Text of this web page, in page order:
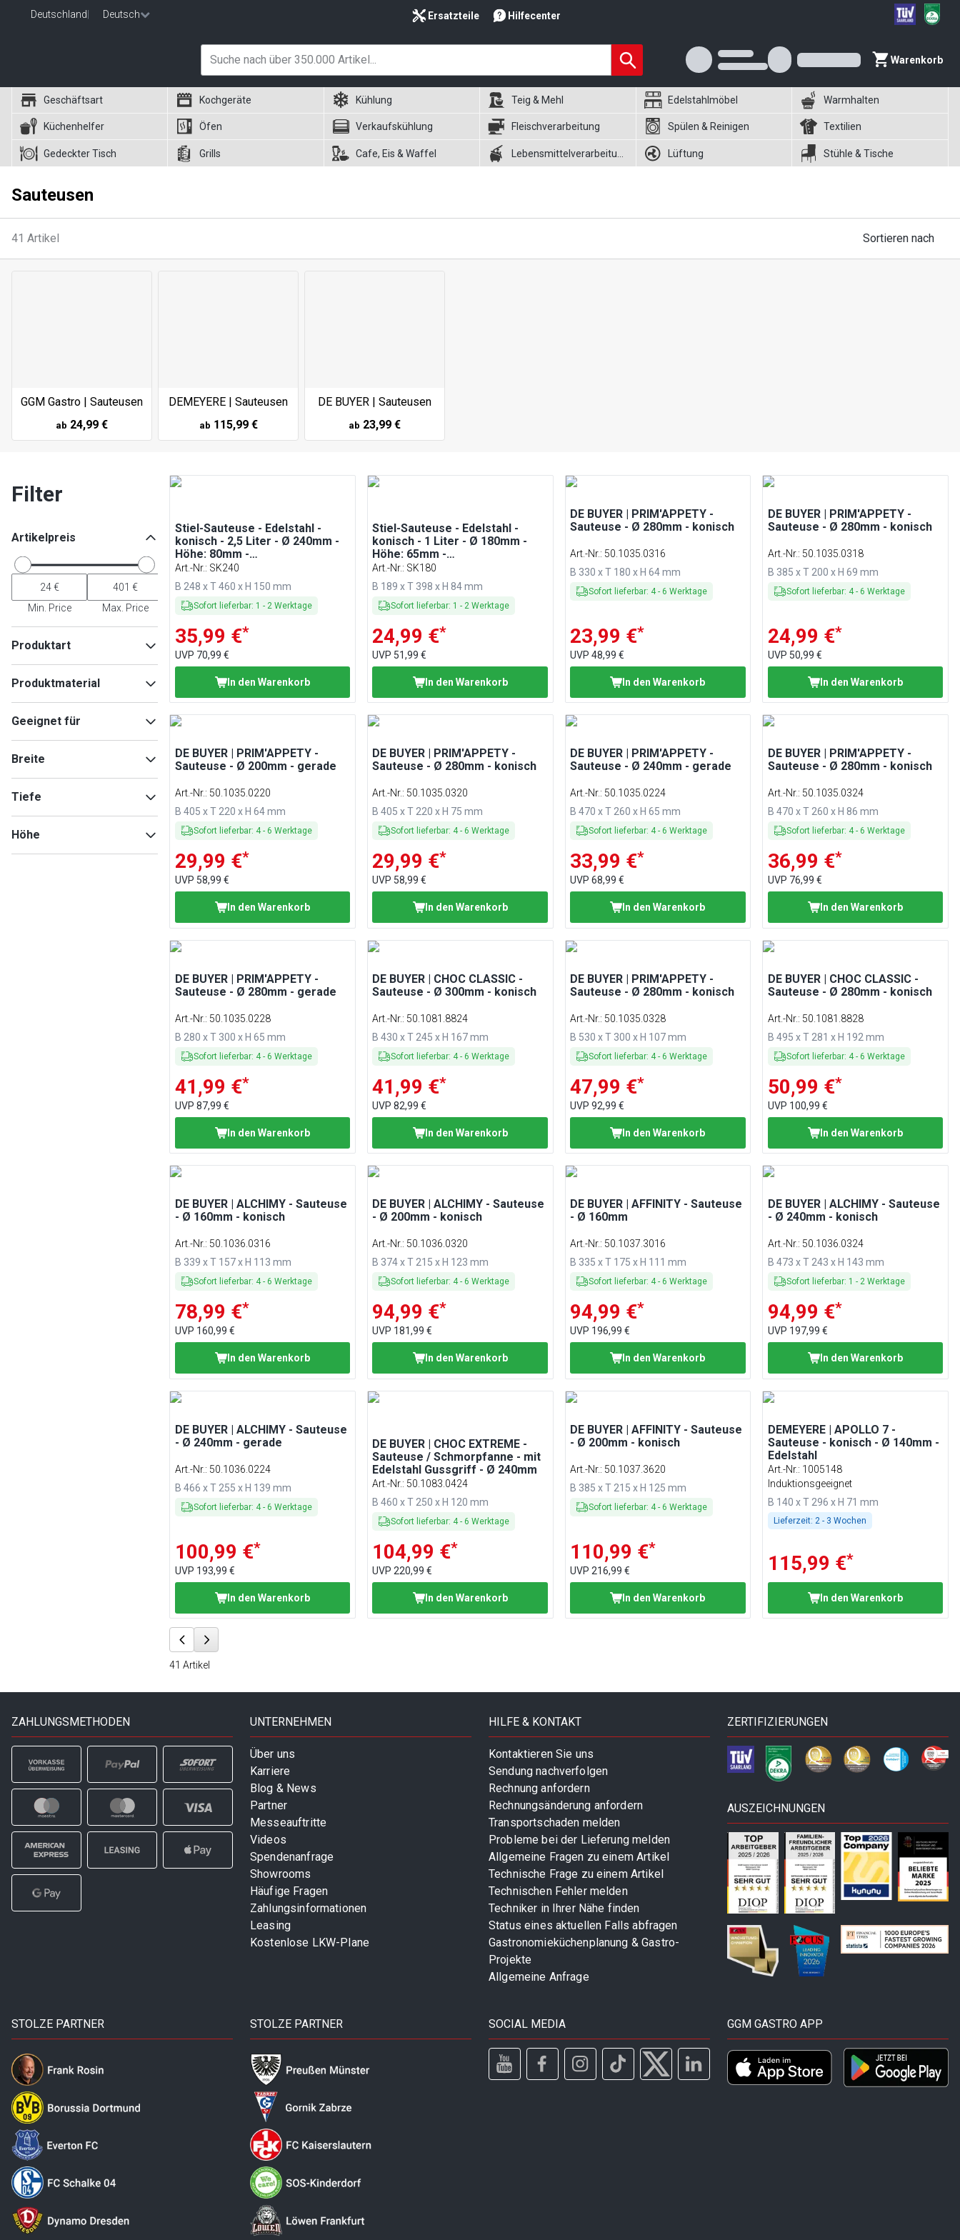
Deutschland Deutsch Ersatzteile Hilfecenter
Warenkorb
Geschäftsart Kochgeräte Kühlung Teig & Mehl Edelstahlmöbel Warmhalten
Küchenhelfer Öfen Verkaufskühlung Fleischverarbeitung Spülen & Reinigen Textilien
Gedeckter Tisch Grills Cafe, Eis & Waffel Lüftung Stühle & Tische
Sauteusen
41 Artikel Sortieren nach
GGM Gastro | Sauteusen
ab 24,99 €
DEMEYERE | Sauteusen
ab 115,99 €
DE BUYER | Sauteusen
ab 23,99 €
Filter
Artikelpreis
Min. Price Max. Price
Produktart
Pfannen(5)
Produktmaterial
Kupfer( 6)
Aluminium(4)
Edelstahl AISI 304
Geeignet für
Backofen
Geschirrspüler(29)
Gas
Elektro(28)
Breite
Tiefe
Höhe
Stiel-Sauteuse - Edelstahl -
konisch - 2,5 Liter - Ø 240mm -
Höhe: 80mm -
Induktionsgeeignet
Art.-Nr.: SK240
B 248 x T 460 x H 150 mm
Sofort lieferbar: 1 - 2 Werktage
35,99 €*
UVP 70,99 €
In den Warenkorb
Stiel-Sauteuse - Edelstahl -
konisch - 1 Liter - Ø 180mm -
Höhe: 65mm -
Induktionsgeeignet
Art.-Nr.: SK180
B 189 x T 398 x H 84 mm
Sofort lieferbar: 1 - 2 Werktage
24,99 €*
UVP 51,99 €
In den Warenkorb
DE BUYER | PRIM'APPETY -
Sauteuse - Ø 280mm - konisch
Art.-Nr.: 50.1035.0316
B 330 x T 180 x H 64 mm
Sofort lieferbar: 4- 6 Werktage
23,99 €*
UVP48,99 €
In den Warenkorb
DE BUYER | PRIM'APPETY -
Sauteuse - Ø 280mm - konisch
Art.-Nr.: 50.1035.0318
B 385 x T 200 x H 69 mm
Sofort lieferbar: 4- 6 Werktage
24,99 €*
UVP 50,99 €
In den Warenkorb
DE BUYER | PRIM'APPETY -
Sauteuse - Ø 200mm - gerade
Art.-Nr.: 50.1035.0220
B 405 x T 220 x H 64 mm
Sofort lieferbar: 4- 6 Werktage
29,99 €*
UVP 58,99 €
In den Warenkorb
DE BUYER | PRIM'APPETY -
Sauteuse - Ø 280mm - konisch
Art.-Nr.: 50.1035.0320
B 405 x T 220 x H 75 mm
Sofort lieferbar: 4- 6 Werktage
29,99 €*
UVP 58,99 €
In den Warenkorb
DE BUYER | PRIM'APPETY -
Sauteuse - Ø 240mm - gerade
Art.-Nr.: 50.1035.0224
B 470 x T 260 x H 65 mm
Sofort lieferbar: 4- 6 Werktage
33,99 €*
UVP68,99 €
In den Warenkorb
DE BUYER | PRIM'APPETY -
Sauteuse - Ø 280mm - konisch
Art.-Nr.: 50.1035.0324
B 470 x T 260 x H 86 mm
Sofort lieferbar: 4- 6 Werktage
36,99 €*
UVP 76,99 €
In den Warenkorb
DE BUYER | PRIM'APPETY -
Sauteuse - Ø 280mm - gerade
Art.-Nr.: 50.1035.0228
B 280 x T 300 x H 65 mm
Sofort lieferbar: 4- 6 Werktage
41,99 €*
UVP 87,99 €
In den Warenkorb
DE BUYER | CHOC CLASSIC -
Sauteuse - Ø 300mm - konisch
Art.-Nr.: 50.1081.8824
B 430 x T 245 x H 167 mm
Sofort lieferbar: 4- 6 Werktage
41,99 €*
UVP82,99 €
In den Warenkorb
DE BUYER | PRIM'APPETY -
Sauteuse - Ø 280mm - konisch
Art.-Nr.: 50.1035.0328
B 530 x T 300 x H 107 mm
Sofort lieferbar: 4- 6 Werktage
47,99 €*
UVP92,99 €
In den Warenkorb
DE BUYER | CHOC CLASSIC -
Sauteuse - Ø 280mm - konisch
Art.-Nr.: 50.1081.8828
B 495 x T 281 x H 192 mm
Sofort lieferbar: 4- 6 Werktage
50,99 €*
UVP 100,99 €
In den Warenkorb
DE BUYER | ALCHIMY - Sauteuse
- Ø 160mm - konisch
Art.-Nr.: 50.1036.0316
B 339 x T 157 x H 113 mm
Sofort lieferbar: 4- 6 Werktage
78,99 €*
UVP 160,99 €
In den Warenkorb
DE BUYER | ALCHIMY - Sauteuse
- Ø 200mm - konisch
Art.-Nr.: 50.1036.0320
B 374 x T 215 x H 123 mm
Sofort lieferbar: 4- 6 Werktage
94,99 €*
UVP 181,99 €
In den Warenkorb
DE BUYER | AFFINITY - Sauteuse
- Ø 160mm
Art.-Nr.: 50.1037.3016
B 335 x T 175 x H 111 mm
Sofort lieferbar: 4- 6 Werktage
94,99 €*
UVP 196,99 €
In den Warenkorb
DE BUYER | ALCHIMY - Sauteuse
- Ø 240mm - konisch
Art.-Nr.: 50.1036.0324
B 473 x T 243 x H 143 mm
Sofort lieferbar: 1 - 2 Werktage
94,99 €*
UVP 197,99 €
In den Warenkorb
DE BUYER | ALCHIMY - Sauteuse
- Ø 240mm - gerade
Art.-Nr.: 50.1036.0224
B 466 x T 255 x H 139 mm
Sofort lieferbar: 4- 6 Werktage
100,99 €*
UVP 193,99 €
In den Warenkorb
DE BUYER | CHOC EXTREME -
Sauteuse / Schmorpfanne - mit
Edelstahl Gussgriff - Ø 240mm
Art.-Nr.: 50.1083.0424
B 460 x T 250 x H 120 mm
Sofort lieferbar: 4- 6 Werktage
104,99 €*
UVP220,99 €
In den Warenkorb
DE BUYER | AFFINITY - Sauteuse
- Ø 200mm - konisch
Art.-Nr.: 50.1037.3620
B 385 x T 215 x H 125 mm
Sofort lieferbar: 4- 6 Werktage
110,99 €*
UVP216,99 €
In den Warenkorb
DEMEYERE | APOLLO 7 -
Sauteuse - konisch - Ø 140mm -
Edelstahl
Art.-Nr.: 1005148
Induktionsgeeignet
B 140 x T 296 x H 71 mm
Lieferzeit: 2 - 3 Wochen
115,99 €*
In den Warenkorb
41 Artikel
ZAHLUNGSMETHODEN UNTERNEHMEN
Über uns
Karriere
Blog & News
Partner
Messeauftritte
Videos
Spendenanfrage
Showrooms
Häufige Fragen
Zahlungsinformationen
Leasing
Kostenlose LKW-Plane
HILFE & KONTAKT
Kontaktieren Sie uns
Sendung nachverfolgen
Rechnung anfordern
Rechnungsänderung anfordern
Transportschaden melden
Probleme bei der Lieferung melden
Allgemeine Fragen zu einem Artikel
Technische Frage zu einem Artikel
Technischen Fehler melden
Techniker in Ihrer Nähe finden
Status eines aktuellen Falls abfragen
Gastronomieküchenplanung & Gastro-
Projekte
Allgemeine Anfrage
ZERTIFIZIERUNGEN
AUSZEICHNUNGEN
STOLZE PARTNER STOLZE PARTNER SOCIAL MEDIA GGM GASTRO APP